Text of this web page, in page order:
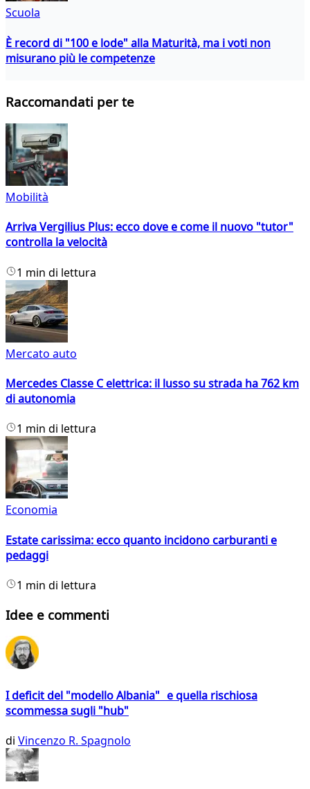
Scuola
È record di "100 e lode" alla Maturità, ma i voti non
misurano più le competenze
Raccomandati per te
Mobilità
Arriva Vergilius Plus: ecco dove e come il nuovo "tutor"
controlla la velocità
1 min di lettura
Mercato auto
Mercedes Classe C elettrica: il lusso su strada ha 762 km
di autonomia
1 min di lettura
Economia
Estate carissima: ecco quanto incidono carburanti e
pedaggi
1 min di lettura
Idee e commenti
I deficit del "modello Albania" e quella rischiosa
scommessa sugli "hub"
di Vincenzo R. Spagnolo